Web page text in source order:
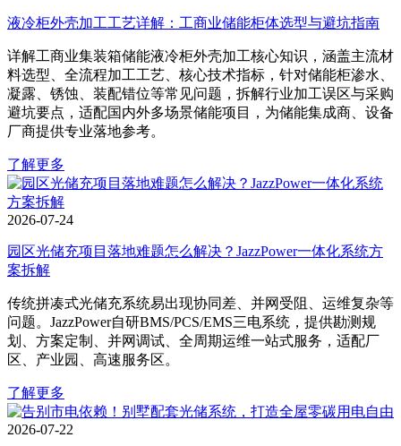
液冷柜外壳加工工艺详解：工商业储能柜体选型与避坑指南
详解工商业集装箱储能液冷柜外壳加工核心知识，涵盖主流材
料选型、全流程加工工艺、核心技术指标，针对储能柜渗水、
凝露、锈蚀、装配错位等常见问题，拆解行业加工误区与采购
避坑要点，适配国内外多场景储能项目，为储能集成商、设备
厂商提供专业落地参考。
了解更多
2026-07-24
园区光储充项目落地难题怎么解决？JazzPower一体化系统方
案拆解
传统拼凑式光储充系统易出现协同差、并网受阻、运维复杂等
问题。JazzPower自研BMS/PCS/EMS三电系统，提供勘测规
划、方案定制、并网调试、全周期运维一站式服务，适配厂
区、产业园、高速服务区。
了解更多
2026-07-22